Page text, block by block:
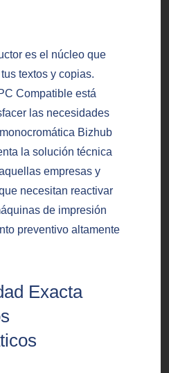
es el núcleo que
textos y copias.
Compatible está
las necesidades
Bizhub
la solución técnica
empresas y
necesitan reactivar
de impresión
preventivo altamente
Exacta